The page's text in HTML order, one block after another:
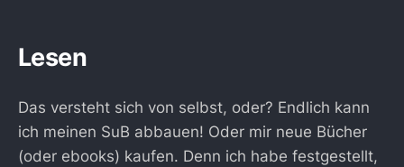
Lesen
Das versteht sich von selbst, oder? Endlich kann
ich meinen SuB abbauen! Oder mir neue Bücher
(oder ebooks) kaufen. Denn ich habe festgestellt,